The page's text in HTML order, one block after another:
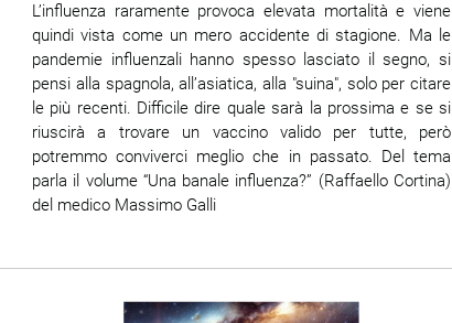
L’influenza raramente provoca elevata mortalità e viene
quindi vista come un mero accidente di stagione. Ma le
pandemie influenzali hanno spesso lasciato il segno, si
pensi alla spagnola, all’asiatica, alla "suina", solo per citare
le più recenti. Difficile dire quale sarà la prossima e se si
riuscirà a trovare un vaccino valido per tutte, però
potremmo conviverci meglio che in passato. Del tema
parla il volume “Una banale influenza?” (Raffaello Cortina)
del medico Massimo Galli